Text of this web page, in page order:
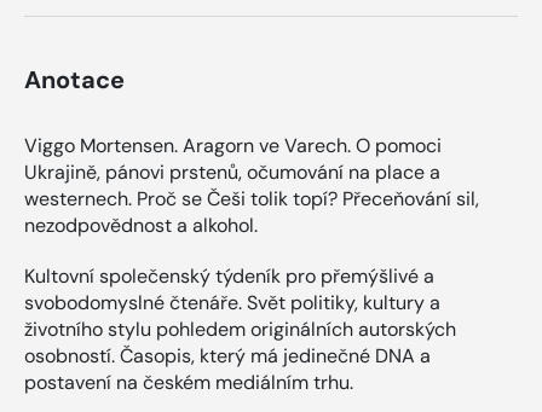
Anotace
Viggo Mortensen. Aragorn ve Varech. O pomoci
Ukrajině, pánovi prstenů, očumování na place a
westernech. Proč se Češi tolik topí? Přeceňování sil,
nezodpovědnost a alkohol.
Kultovní společenský týdeník pro přemýšlivé a
svobodomyslné čtenáře. Svět politiky, kultury a
životního stylu pohledem originálních autorských
osobností. Časopis, který má jedinečné DNA a
postavení na českém mediálním trhu.